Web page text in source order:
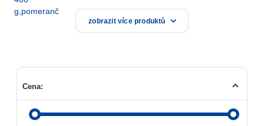
zobrazit více produktů
Cena: